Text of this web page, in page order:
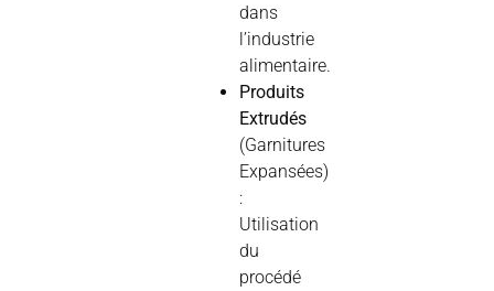
dans
l’industrie
alimentaire.
Produits
Extrudés
(Garnitures
Expansées)
:
Utilisation
du
procédé